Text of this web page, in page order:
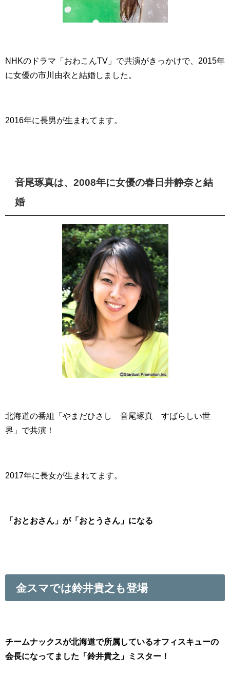
NHKのドラマ「おわこんTV」で共演がきっかけで、2015年
に女優の市川由衣と結婚しました。
2016年に長男が生まれてます。
音尾琢真は、2008年に女優の春日井静奈と結
婚
北海道の番組「やまだひさし 音尾琢真 すばらしい世
界」で共演！
2017年に長女が生まれてます。
「おとおさん」が「おとうさん」になる
金スマでは鈴井貴之も登場
チームナックスが北海道で所属しているオフィスキューの
会長になってました「鈴井貴之」ミスター！